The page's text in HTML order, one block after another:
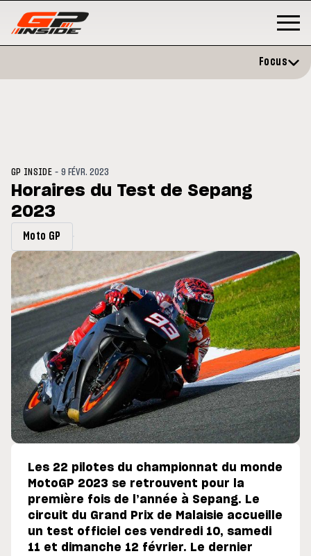
du GP de Grande-
Focus
GP INSIDE -9 FÉVR. 2023
Horaires du Test de Sepang
2023
Moto GP
Les 22 pilotes du championnat du monde
MotoGP 2023 se retrouvent pour la
première fois de l’année à Sepang. Le
circuit du Grand Prix de Malaisie accueille
un test officiel ces vendredi 10, samedi
11 et dimanche 12 février. Le dernier